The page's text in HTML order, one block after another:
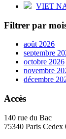
VIET
Filtrer par
août 2026
septembre
octobre 2026
novembre
décembre
Accès
140 rue du Bac
75340 Paris Cedex